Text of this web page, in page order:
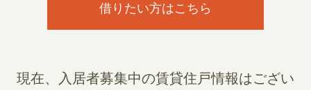
借りたい方はこちら
現在、入居者募集中の賃貸住戸情報はござい